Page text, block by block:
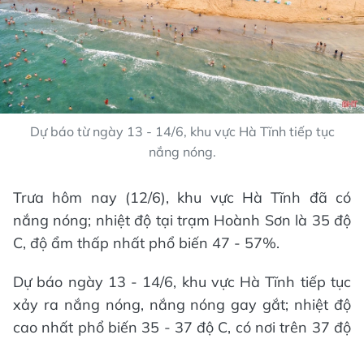
Dự báo từ ngày 13 - 14/6, khu vực Hà Tĩnh tiếp tục
nắng nóng.
Trưa hôm nay (12/6), khu vực Hà Tĩnh đã có
nắng nóng; nhiệt độ tại trạm Hoành Sơn là 35 độ
C, độ ẩm thấp nhất phổ biến 47 - 57%.
Dự báo ngày 13 - 14/6, khu vực Hà Tĩnh tiếp tục
xảy ra nắng nóng, nắng nóng gay gắt; nhiệt độ
cao nhất phổ biến 35 - 37 độ C, có nơi trên 37 độ